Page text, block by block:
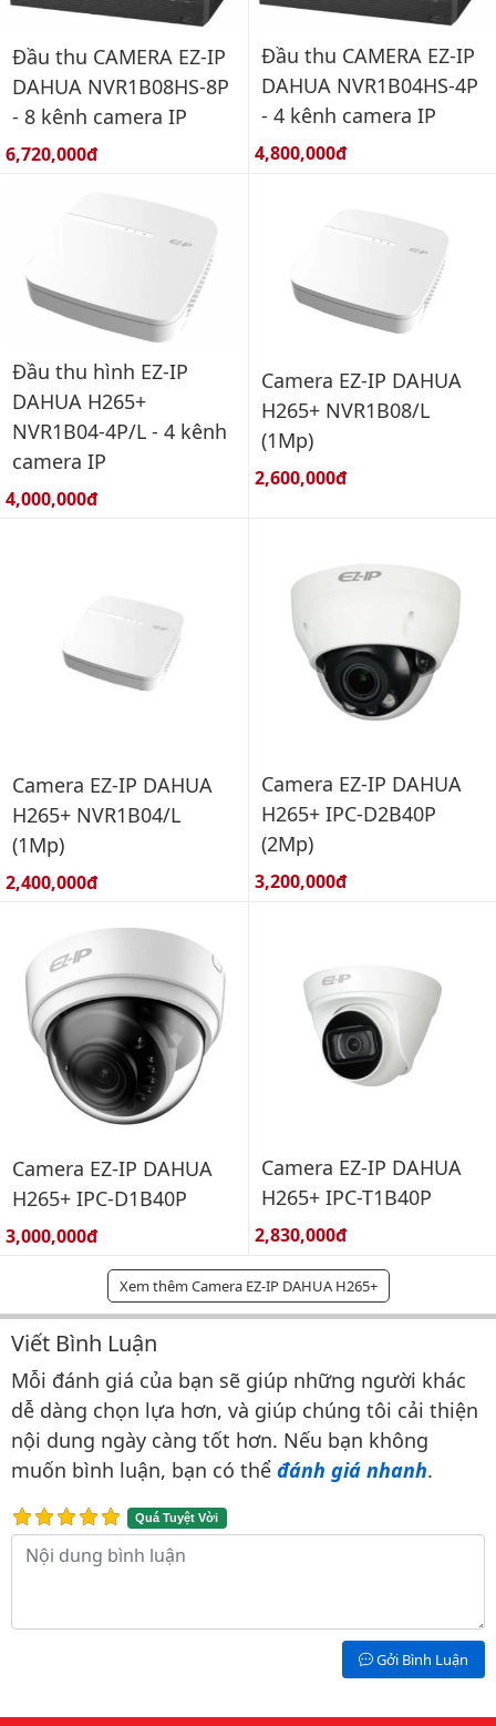
Đầu thu CAMERA EZ-IP
DAHUA NVR1B08HS-8P
- 8 kênh camera IP
Giá bán:
6,720,000đ
Đầu thu CAMERA EZ-IP
DAHUA NVR1B04HS-4P
- 4 kênh camera IP
Giá bán:
4,800,000đ
Đầu thu hình EZ-IP
DAHUA H265+
NVR1B04-4P/L - 4 kênh
camera IP
Giá bán:
4,000,000đ
Camera EZ-IP DAHUA
H265+ NVR1B08/L
(1Mp)
Giá bán:
2,600,000đ
Camera EZ-IP DAHUA
H265+ NVR1B04/L
(1Mp)
Giá bán:
2,400,000đ
Camera EZ-IP DAHUA
H265+ IPC-D2B40P
(2Mp)
Giá bán:
3,200,000đ
Camera EZ-IP DAHUA
H265+ IPC-D1B40P
Giá bán:
3,000,000đ
Camera EZ-IP DAHUA
H265+ IPC-T1B40P
Giá bán:
2,830,000đ
Xem thêm Camera EZ-IP DAHUA H265+
Bình luận & Đánh giá
Viết Bình Luận
Mỗi đánh giá của bạn sẽ giúp những người khác
dễ dàng chọn lựa hơn, và giúp chúng tôi cải thiện
nội dung ngày càng tốt hơn. Nếu bạn không
muốn bình luận, bạn có thể đánh giá nhanh.
Quá Tuyệt Vời
Nội dung bình luận
Gởi Bình Luận